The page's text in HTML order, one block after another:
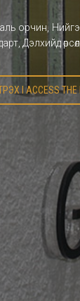
орчин,
Дэлхийд
I ACCESS THE